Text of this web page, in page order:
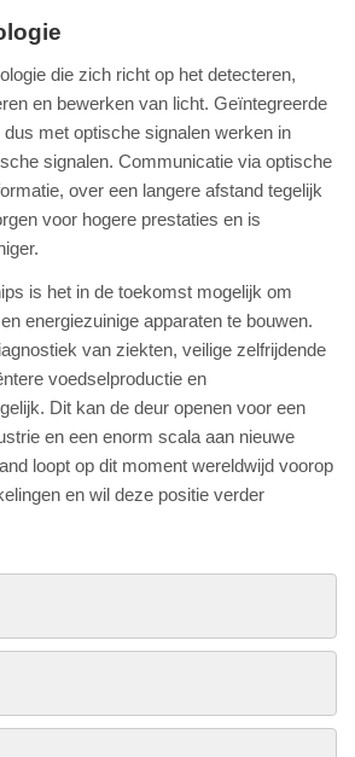
die zich richt op het detecteren,
en bewerken van licht. Geïntegreerde
met optische signalen werken in
signalen. Communicatie via optische
over een langere afstand tegelijk
voor hogere prestaties en is
is het in de toekomst mogelijk om
energiezuinige apparaten te bouwen.
van ziekten, veilige zelfrijdende
voedselproductie en
Dit kan de deur openen voor een
en een enorm scala aan nieuwe
loopt op dit moment wereldwijd voorop
en wil deze positie verder